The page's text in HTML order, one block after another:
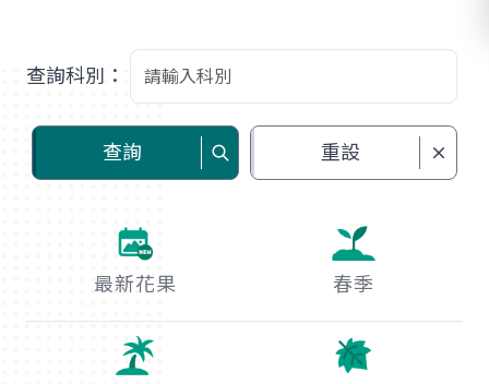
查詢科別：
查詢 重設
最新花果 春季